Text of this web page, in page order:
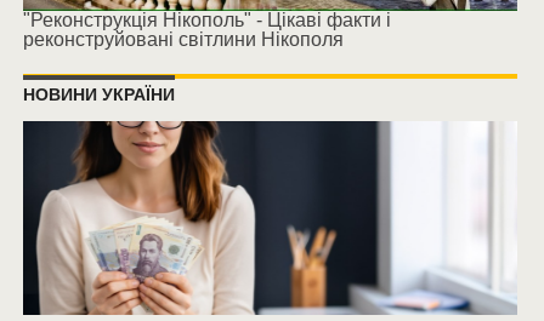
"Реконструкція Нікополь" - Цікаві факти і
реконструйовані світлини Нікополя
НОВИНИ УКРАЇНИ